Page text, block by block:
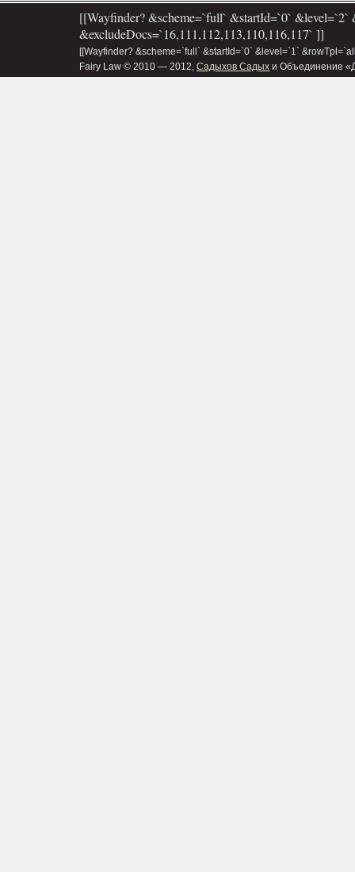
[[Wayfinder? &scheme=`full` &startId=`0`
&excludeDocs=`16,111,112,113,110,116,117` ]]
[[Wayfinder? &scheme=`full` &startId=`0` &level=`1`
Fairy Law © 2010 — 2012,Садыхов Садых и Объединение